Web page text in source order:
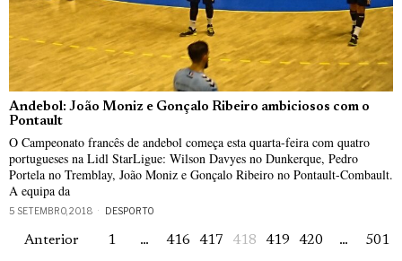
Andebol: João Moniz e Gonçalo Ribeiro ambiciosos com o
Pontault
O Campeonato francês de andebol começa esta quarta-feira com quatro
portugueses na Lidl StarLigue: Wilson Davyes no Dunkerque, Pedro
Portela no Tremblay, João Moniz e Gonçalo Ribeiro no Pontault-Combault.
A equipa da
5 SETEMBRO, 2018 DESPORTO
Anterior 1 … 416 417 418 419 420 …
501